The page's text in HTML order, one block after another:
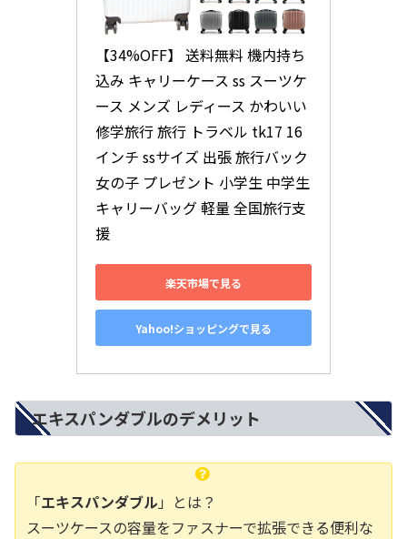
【34%OFF】 送料無料 機内持ち
込み キャリーケース ss スーツケ
ース メンズ レディース かわいい
修学旅行 旅行 トラベル tk17 16
インチ ssサイズ 出張 旅行バック
女の子 プレゼント 小学生 中学生
キャリーバッグ 軽量 全国旅行支
援
楽天市場で見る
Yahoo!ショッピングで見る
エキスパンダブルのデメリット
「エキスパンダブル 」とは？
スーツケースの容量をファスナーで拡張できる便利な